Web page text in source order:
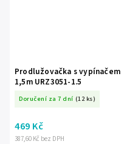
Prodlužovačka s vypínačem
1,5m URZ3051-1.5
Doručení za 7 dní (12 ks)
387,60 Kč bez DPH
469 Kč